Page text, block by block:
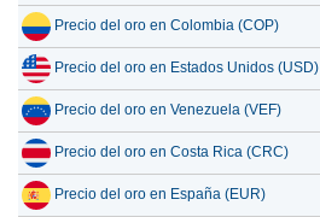
Precio del oro en Colombia (COP)
Precio del oro en Estados Unidos (USD)
Precio del oro en Venezuela (VEF)
Precio del oro en Costa Rica (CRC)
Precio del oro en España (EUR)